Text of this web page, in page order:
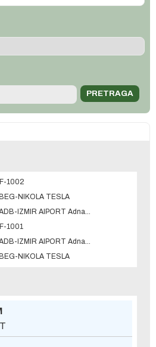
1002
NIKOLA TESLA
1001
NIKOLA TESLA